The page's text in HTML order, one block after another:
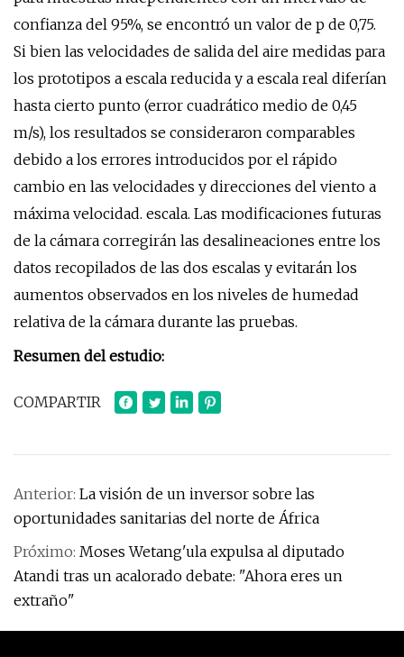
confianza del 95%, se encontró un valor de p de 0,75.
Si bien las velocidades de salida del aire medidas para
los prototipos a escala reducida y a escala real diferían
hasta cierto punto (error cuadrático medio de 0,45
m/s), los resultados se consideraron comparables
debido a los errores introducidos por el rápido
cambio en las velocidades y direcciones del viento a
máxima velocidad. escala. Las modificaciones futuras
de la cámara corregirán las desalineaciones entre los
datos recopilados de las dos escalas y evitarán los
aumentos observados en los niveles de humedad
relativa de la cámara durante las pruebas.
Resumen del estudio:
COMPARTIR
Anterior: La visión de un inversor sobre las
oportunidades sanitarias del norte de África
Próximo: Moses Wetang'ula expulsa al diputado
Atandi tras un acalorado debate: "Ahora eres un
extraño"